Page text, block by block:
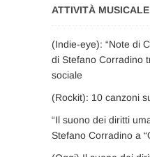
ATTIVITÀ MUSICALE
(Indie-eye): “Note di
di Stefano Corradino
sociale
(Rockit): 10 canzoni
“Il suono dei diritti
Stefano Corradino a